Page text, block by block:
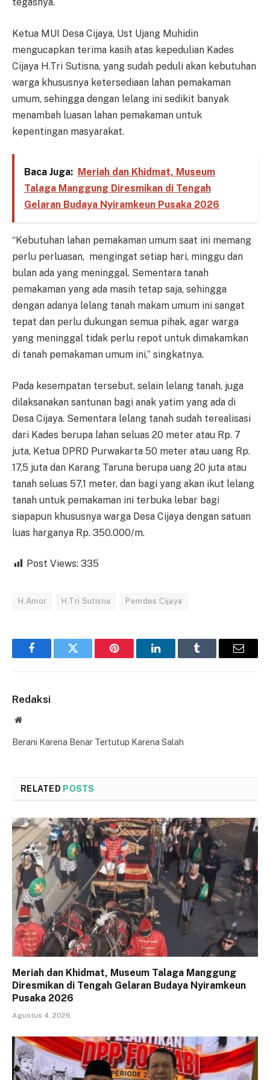
Ketua MUI Desa Cijaya, Ust Ujang Muhidin
mengucapkan terima kasih atas kepedulian Kades
Cijaya H.Tri Sutisna, yang sudah peduli akan kebutuhan
warga khususnya ketersediaan lahan pemakaman
umum, sehingga dengan lelang ini sedikit banyak
menambah luasan lahan pemakaman untuk
kepentingan masyarakat.
Baca Juga: Meriah dan Khidmat, Museum
Talaga Manggung Diresmikan di Tengah
Gelaran Budaya Nyiramkeun Pusaka 2026
“Kebutuhan lahan pemakaman umum saat ini memang
perlu perluasan, mengingat setiap hari, minggu dan
bulan ada yang meninggal. Sementara tanah
pemakaman yang ada masih tetap saja, sehingga
dengan adanya lelang tanah makam umum ini sangat
tepat dan perlu dukungan semua pihak, agar warga
yang meninggal tidak perlu repot untuk dimakamkan
di tanah pemakaman umum ini,” singkatnya.
Pada kesempatan tersebut, selain lelang tanah, juga
dilaksanakan santunan bagi anak yatim yang ada di
Desa Cijaya. Sementara lelang tanah sudah terealisasi
dari Kades berupa lahan seluas 20 meter atau Rp. 7
juta, Ketua DPRD Purwakarta 50 meter atau uang Rp.
17,5 juta dan Karang Taruna berupa uang 20 juta atau
tanah seluas 57,1 meter, dan bagi yang akan ikut lelang
tanah untuk pemakaman ini terbuka lebar bagi
siapapun khususnya warga Desa Cijaya dengan satuan
luas harganya Rp. 350.000/m.
Post Views: 335
H.Amor H.Tri Sutisna Pemdes Cijaya
FacebookTwitter Pinterest LinkedInTumblr Email
Redaksi
Website
Berani Karena Benar Tertutup Karena Salah
RELATED POSTS
Meriah dan Khidmat, Museum Talaga Manggung
Diresmikan di Tengah Gelaran Budaya Nyiramkeun
Pusaka 2026
Agustus 4, 2026